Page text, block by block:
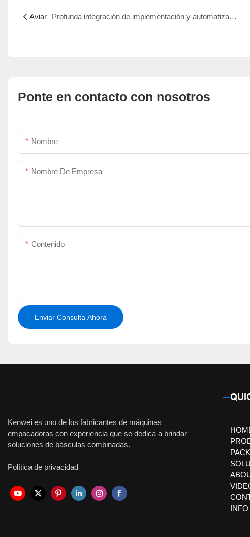
Aviar Profunda integración de implementación y automatización en la industria de maquinaria de embalaje.
Ponte en contacto con nosotros
Nombre
Nombre De Empresa
Contenido
Enviar Consulta Ahora
Kenwei es uno de los fabricantes de máquinas
empacadoras con experiencia que se dedica a brindar
soluciones de básculas combinadas.
Política de privacidad